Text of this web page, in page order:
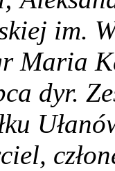
im.
Maria
dyr.